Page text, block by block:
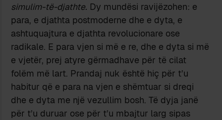
simulim-të-djathte. Dy mundësi ravijëzohen: e
para, e djathta postmoderne dhe e dyta, e
ashtuquajtura e djathta revolucionare ose
radikale. E para vjen si më e re, dhe e dyta si më
e vjetër, prej atyre gërmadhave për të cilat
folëm më lart. Prandaj nuk është hiç për t’u
habitur që e para na vjen e shëmtuar si dreqi
dhe e dyta me një vezullim bosh. Të dyja janë
për t’u duruar ose për t’u mbajtur larg sipas